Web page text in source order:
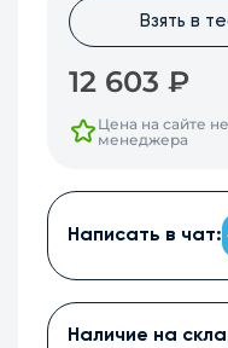
Взять в
12 603₽
Цена на сайте
менеджера
Написать в чат:
Наличие на